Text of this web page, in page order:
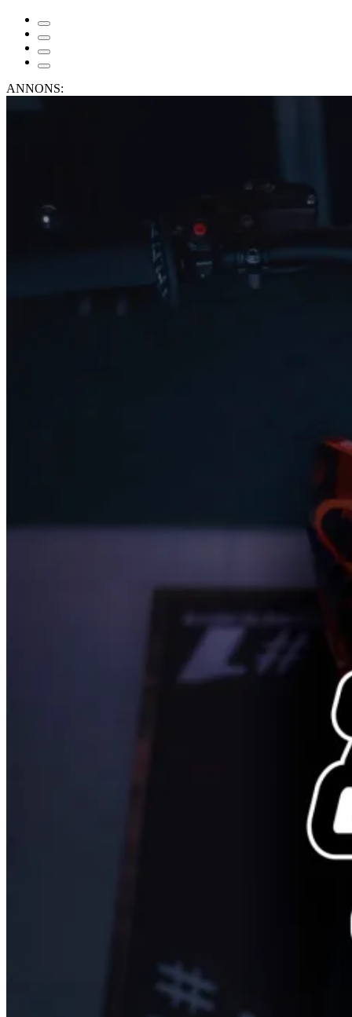
ANNONS: